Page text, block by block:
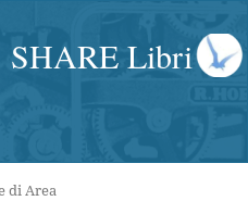
SHARE Libri
di Area